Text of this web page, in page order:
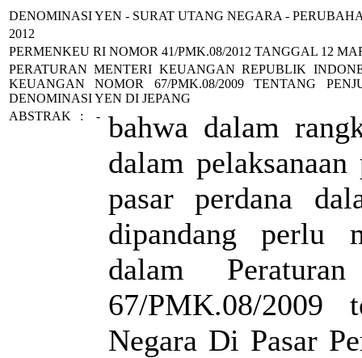
DENOMINASI YEN - SURAT UTANG NEGARA -
2012
PERMENKEU RI NOMOR 41/PMK.08/2012 TANGGAL 12
PERATURAN MENTERI KEUANGAN REPUBLIK
KEUANGAN NOMOR 67/PMK.08/2009 TENTANG
DENOMINASI YEN DI JEPANG
ABSTRAK
: - bahwa dalam
dalam
pasar perdana
dipandang perlu
dalam
67/PMK.08/2009
Negara Di Pasar